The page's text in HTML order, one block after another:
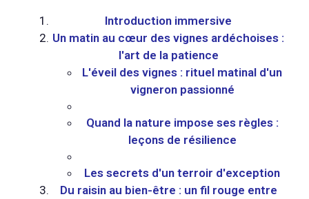
Introduction immersive
Un matin au cœur des vignes ardéchoises :
l'art de la patience
L'éveil des vignes : rituel matinal d'un
vigneron passionné
Quand la nature impose ses règles :
leçons de résilience
Les secrets d'un terroir d'exception
Du raisin au bien-être : un fil rouge entre